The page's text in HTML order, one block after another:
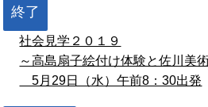
終了
社会見学２０１９
～高島扇子絵付け体験と佐川美
5月29日（水）午前8：30出発